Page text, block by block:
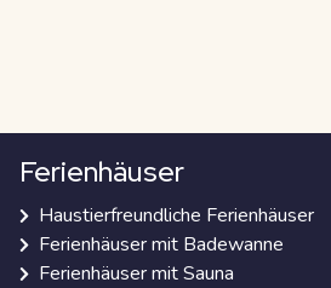
Ferienhäuser
Haustierfreundliche Ferienhäuser
Ferienhäuser mit Badewanne
Ferienhäuser mit Sauna